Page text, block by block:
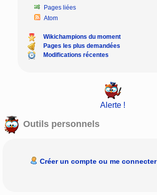
Pages liées
Atom
Wikichampions du moment
Pages les plus demandées
Modifications récentes
Alerte !
Outils personnels
Créer un compte ou me connecter